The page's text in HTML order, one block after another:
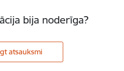
bija noderīga?
atsauksmi